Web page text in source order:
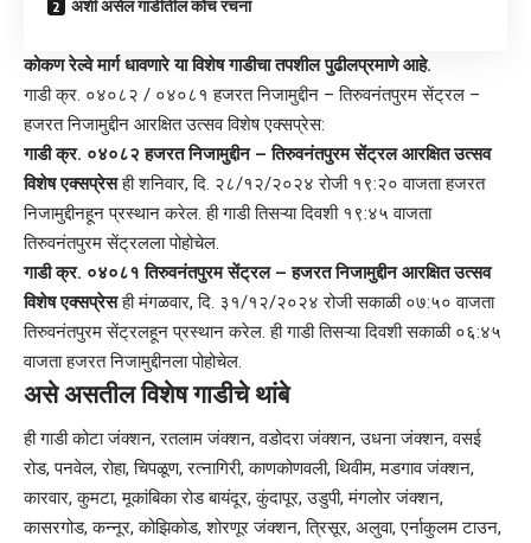
अशी असेल गाडीतील कोच रचना
कोकण रेल्वे मार्ग धावणारे या विशेष गाडीचा तपशील पुढीलप्रमाणे आहे.
गाडी क्र. ०४०८२ / ०४०८१ हजरत निजामुद्दीन – तिरुवनंतपुरम सेंट्रल –
हजरत निजामुद्दीन आरक्षित उत्सव विशेष एक्सप्रेस:
गाडी क्र. ०४०८२ हजरत निजामुद्दीन – तिरुवनंतपुरम सेंट्रल आरक्षित उत्सव
विशेष एक्सप्रेसही शनिवार, दि. २८/१२/२०२४ रोजी १९:२० वाजता हजरत
निजामुद्दीनहून प्रस्थान करेल. ही गाडी तिसऱ्या दिवशी १९:४५ वाजता
तिरुवनंतपुरम सेंट्रलला पोहोचेल.
गाडी क्र. ०४०८१ तिरुवनंतपुरम सेंट्रल – हजरत निजामुद्दीन आरक्षित उत्सव
विशेष एक्सप्रेसही मंगळवार, दि. ३१/१२/२०२४ रोजी सकाळी ०७:५० वाजता
तिरुवनंतपुरम सेंट्रलहून प्रस्थान करेल. ही गाडी तिसऱ्या दिवशी सकाळी ०६:४५
वाजता हजरत निजामुद्दीनला पोहोचेल.
असे असतील विशेष गाडीचे थांबे
ही गाडी कोटा जंक्शन, रतलाम जंक्शन, वडोदरा जंक्शन, उधना जंक्शन, वसई
रोड, पनवेल, रोहा, चिपळूण, रत्नागिरी, काणकोणवली, थिवीम, मडगाव जंक्शन,
कारवार, कुमटा, मूकांबिका रोड बायंदूर, कुंदापूर, उडुपी, मंगलोर जंक्शन,
कासरगोड, कन्नूर, कोझिकोड, शोरणूर जंक्शन, त्रिसूर, अलुवा, एर्नाकुलम टाउन,